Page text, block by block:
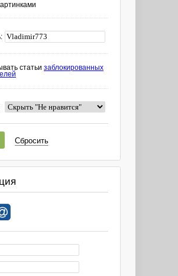
статьи заблокированных
Сбросить